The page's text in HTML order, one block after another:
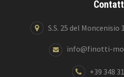
S.S. 25 del Moncenisio
info@finotti-
+39 348